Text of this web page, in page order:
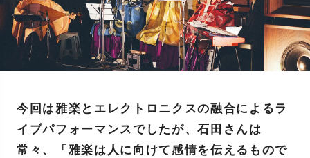
今回は雅楽とエレクトロニクスの融合によるラ
イブパフォーマンスでしたが、石田さんは
常々、「雅楽は人に向けて感情を伝えるもので